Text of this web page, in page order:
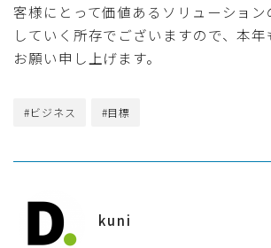
客様にとって価値あるソリューショ
していく所存でございますので、本年
お願い申し上げます。
#ビジネス #目標
kuni